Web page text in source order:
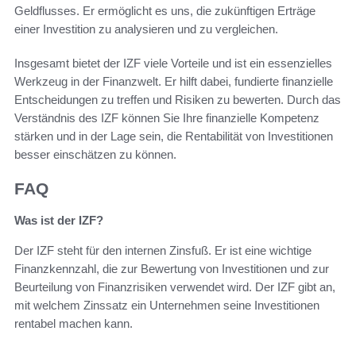
Geldflusses. Er ermöglicht es uns, die zukünftigen Erträge
einer Investition zu analysieren und zu vergleichen.
Insgesamt bietet der IZF viele Vorteile und ist ein essenzielles
Werkzeug in der Finanzwelt. Er hilft dabei, fundierte finanzielle
Entscheidungen zu treffen und Risiken zu bewerten. Durch das
Verständnis des IZF können Sie Ihre finanzielle Kompetenz
stärken und in der Lage sein, die Rentabilität von Investitionen
besser einschätzen zu können.
FAQ
Was ist der IZF?
Der IZF steht für den internen Zinsfuß. Er ist eine wichtige
Finanzkennzahl, die zur Bewertung von Investitionen und zur
Beurteilung von Finanzrisiken verwendet wird. Der IZF gibt an,
mit welchem Zinssatz ein Unternehmen seine Investitionen
rentabel machen kann.